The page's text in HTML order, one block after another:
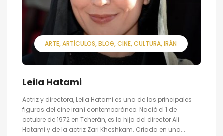
ARTE ARTÍCULOS BLOG CINE CULTURA IRÁN
Leila Hatami
Actriz y directora, Leila Hatami es una de las principales
figuras del cine iraní contemporáneo. Nació el 1 de
octubre de 1972 en Teherán, es la hija del director Ali
Hatami y de la actriz Zari Khoshkam. Criada en una...